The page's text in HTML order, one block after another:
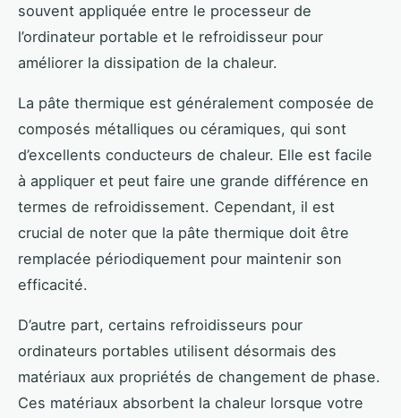
souvent appliquée entre le processeur de
l’ordinateur portable et le refroidisseur pour
améliorer la dissipation de la chaleur.
La pâte thermique est généralement composée de
composés métalliques ou céramiques, qui sont
d’excellents conducteurs de chaleur. Elle est facile
à appliquer et peut faire une grande différence en
termes de refroidissement. Cependant, il est
crucial de noter que la pâte thermique doit être
remplacée périodiquement pour maintenir son
efficacité.
D’autre part, certains refroidisseurs pour
ordinateurs portables utilisent désormais des
matériaux aux propriétés de changement de phase.
Ces matériaux absorbent la chaleur lorsque votre